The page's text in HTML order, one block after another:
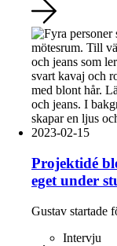
2023-02-15
Projektidé
eget under
Gustav startade
Intervju